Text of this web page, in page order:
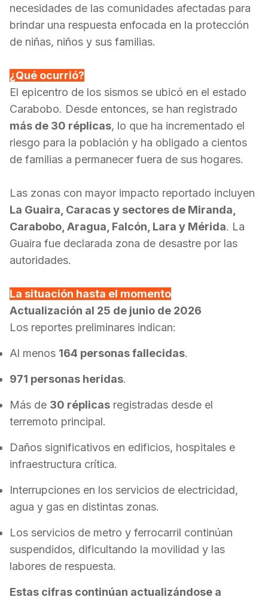
necesidades de las comunidades afectadas para
brindar una respuesta enfocada en la protección
de niñas, niños y sus familias.
¿Qué ocurrió?
El epicentro de los sismos se ubicó en el estado
Carabobo. Desde entonces, se han registrado
más de 30 réplicas, lo que ha incrementado el
riesgo para la población y ha obligado a cientos
de familias a permanecer fuera de sus hogares.
Las zonas con mayor impacto reportado incluyen
La Guaira, Caracas y sectores de Miranda,
Carabobo, Aragua, Falcón, Lara y Mérida. La
Guaira fue declarada zona de desastre por las
autoridades.
La situación hasta el momento
Actualización al 25 de junio de 2026
Los reportes preliminares indican:
Al menos 164 personas fallecidas.
971 personas heridas.
Más de 30 réplicas registradas desde el
terremoto principal.
Daños significativos en edificios, hospitales e
infraestructura crítica.
Interrupciones en los servicios de electricidad,
agua y gas en distintas zonas.
Los servicios de metro y ferrocarril continúan
suspendidos, dificultando la movilidad y las
labores de respuesta.
Estas cifras continúan actualizándose a